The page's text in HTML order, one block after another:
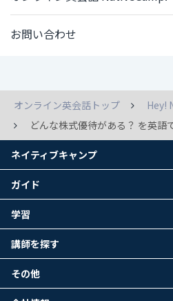
お問い合わせ
オンライン英会話トップ
Hey!
どんな株式優待がある？ を英語
ネイティブキャンプ
ガイド
学習
講師を探す
その他